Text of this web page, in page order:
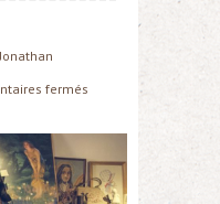
Jonathan
fermés